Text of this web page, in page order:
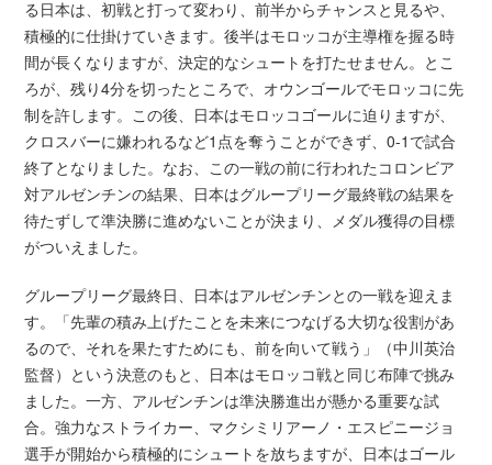
る日本は、初戦と打って変わり、前半からチャンスと見るや、
積極的に仕掛けていきます。後半はモロッコが主導権を握る時
間が長くなりますが、決定的なシュートを打たせません。とこ
ろが、残り4分を切ったところで、オウンゴールでモロッコに先
制を許します。この後、日本はモロッコゴールに迫りますが、
クロスバーに嫌われるなど1点を奪うことができず、0-1で試合
終了となりました。なお、この一戦の前に行われたコロンビア
対アルゼンチンの結果、日本はグループリーグ最終戦の結果を
待たずして準決勝に進めないことが決まり、メダル獲得の目標
がついえました。
グループリーグ最終日、日本はアルゼンチンとの一戦を迎えま
す。「先輩の積み上げたことを未来につなげる大切な役割があ
るので、それを果たすためにも、前を向いて戦う」（中川英治
監督）という決意のもと、日本はモロッコ戦と同じ布陣で挑み
ました。一方、アルゼンチンは準決勝進出が懸かる重要な試
合。強力なストライカー、マクシミリアーノ・エスピニージョ
選手が開始から積極的にシュートを放ちますが、日本はゴール